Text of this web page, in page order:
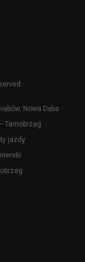
Nowa Dęba
Tarnobrzeg
jazdy